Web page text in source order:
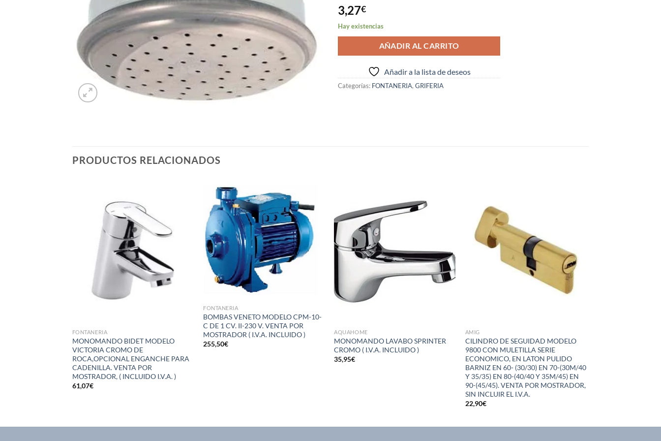
3,27€
Hay existencias
AÑADIR AL CARRITO
Añadir a la lista de deseos
Categorías: FONTANERIA, GRIFERIA
PRODUCTOS RELACIONADOS
deseos
FONTANERIA
MONOMANDO BIDET MODELO
VICTORIA CROMO DE
ROCA,OPCIONAL ENGANCHE PARA
CADENILLA. VENTA POR
MOSTRADOR, ( INCLUIDO I.V.A. )
61,07€
Añadir
a la
lista de
deseos
FONTANERIA
BOMBAS VENETO MODELO CPM-10-
C DE 1 CV. II-230 V. VENTA POR
MOSTRADOR ( I.V.A. INCLUIDO )
255,50€
AQUAHOME
MONOMANDO LAVABO SPRINTER
CROMO ( I.V.A. INCLUIDO )
35,95€
AMIG
CILINDRO DE SEGUIDAD MODELO
9800 CON MULETILLA SERIE
ECONOMICO, EN LATON PULIDO
BARNIZ EN 60- (30/30) EN 70-(30M/40
Y 35/35) EN 80-(40/40 Y 35M/45) EN
90-(45/45). VENTA POR MOSTRADOR,
SIN INCLUIR EL I.V.A.
22,90€